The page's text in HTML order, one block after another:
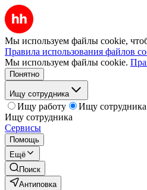
Мы используем файлы cookie,
Правила использования файлов
Мы используем файлы cookie.
Понятно
Ищу сотрудника
Ищу работу
Ищу сотрудника
Ищу сотрудника
Сервисы
Помощь
Ещё
Поиск
Антиповка